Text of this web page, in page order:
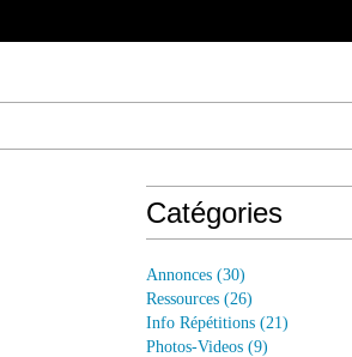
Catégories
Annonces (30)
Ressources (26)
Info Répétitions (21)
Photos-Videos (9)